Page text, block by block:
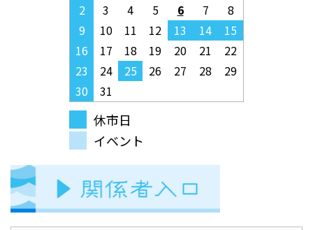
2
3 4 5 6 7
8
9
10 11 12 13 14
15
16
17 18 19 20 21
22
23
24 25 26 27 28
29
30
31
休市日
イベント